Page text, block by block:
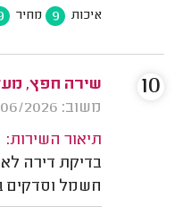
איכות 9 מחיר
שירה חפץ,
משוב: 25/06/2026
תיאור השירות:
בדיקת דירה
חשמל וסדקים
10